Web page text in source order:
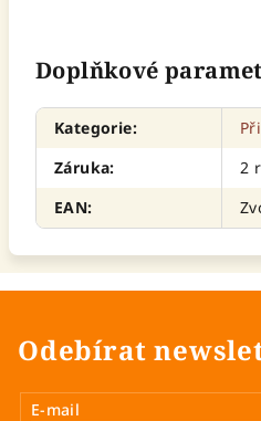
Doplňkové
Kategorie:
Záruka:
2
EAN:
Odebírat
E-mail